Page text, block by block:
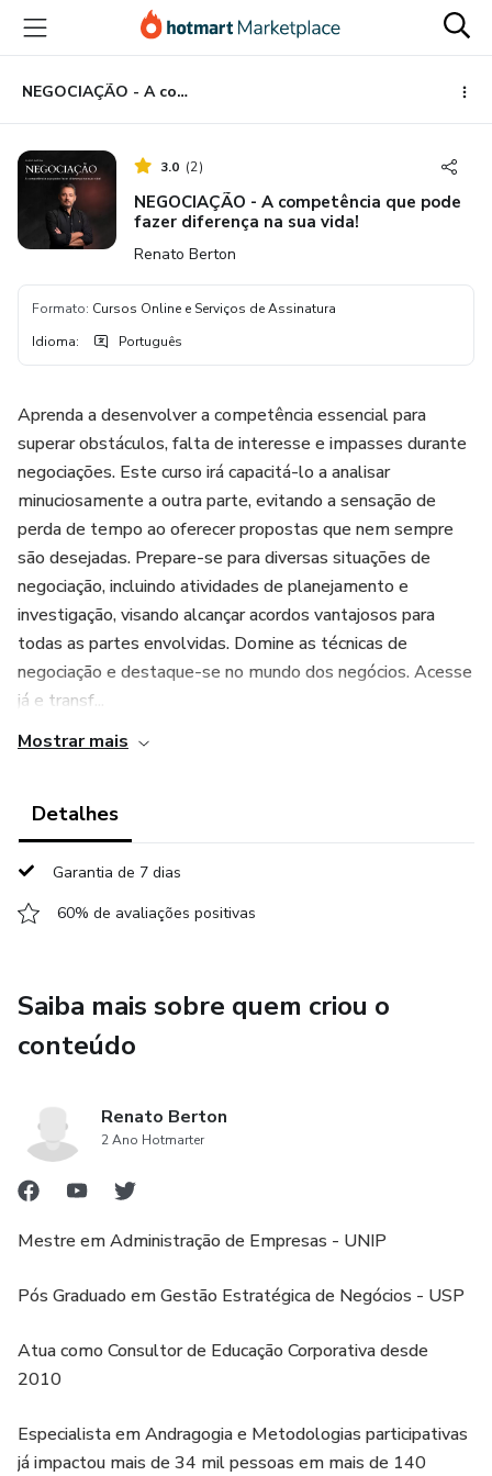
para
conteúdo
principal
para
pagamento
para
rodapé
NEGOCIAÇÃO - A competência que pode fazer diferença na sua vida!
3.0 (2)
NEGOCIAÇÃO - A competência que pode
fazer diferença na sua vida!
Renato Berton
Formato: Cursos Online e Serviços de Assinatura
Idioma: Português
Aprenda a desenvolver a competência essencial para
superar obstáculos, falta de interesse e impasses durante
negociações. Este curso irá capacitá-lo a analisar
minuciosamente a outra parte, evitando a sensação de
perda de tempo ao oferecer propostas que nem sempre
são desejadas. Prepare-se para diversas situações de
negociação, incluindo atividades de planejamento e
investigação, visando alcançar acordos vantajosos para
todas as partes envolvidas. Domine as técnicas de
negociação e destaque-se no mundo dos negócios. Acesse
já e transf...
Mostrar mais
Detalhes
Garantia de 7 dias
60% de avaliações positivas
Saiba mais sobre quem criou o
conteúdo
Renato Berton
2 Ano Hotmarter
Mestre em Administração de Empresas - UNIP
Pós Graduado em Gestão Estratégica de Negócios - USP
Atua como Consultor de Educação Corporativa desde
2010
Especialista em Andragogia e Metodologias participativas
já impactou mais de 34 mil pessoas em mais de 140